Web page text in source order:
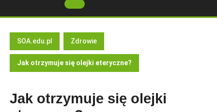
Open
Button
SOA.edu.pl Zdrowie
Jak otrzymuje się olejki eteryczne?
Jak otrzymuje się olejki